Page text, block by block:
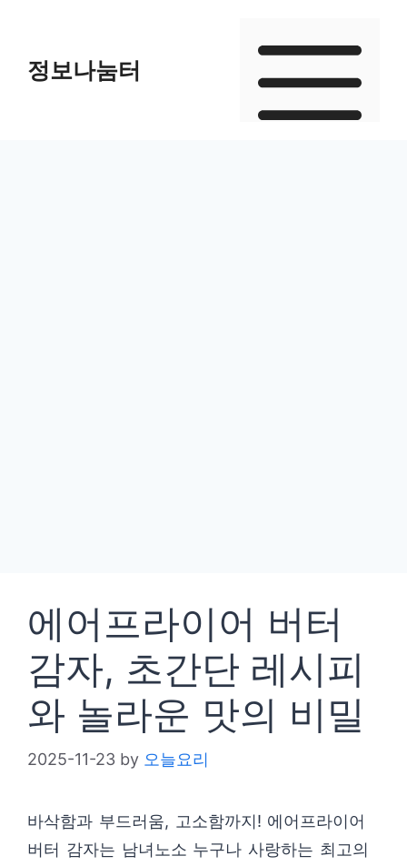
content정보나눔터
에어프라이어 버터
감자, 초간단 레시피
와 놀라운 맛의 비밀
2025-11-23 by 오늘요리
바삭함과 부드러움, 고소함까지! 에어프라이어
버터 감자는 남녀노소 누구나 사랑하는 최고의